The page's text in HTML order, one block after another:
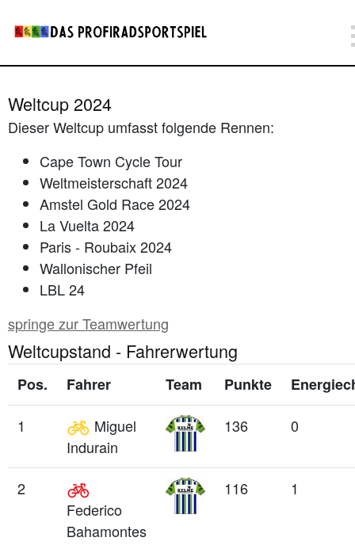
Weltcup 2024
Dieser Weltcup umfasst folgende Rennen:
Cape Town Cycle Tour
Weltmeisterschaft 2024
Amstel Gold Race 2024
La Vuelta 2024
Paris - Roubaix 2024
Wallonischer Pfeil
LBL 24
springe zur Teamwertung
Weltcupstand - Fahrerwertung
Pos. Fahrer Team Punkte
1
Miguel
Indurain
136 0
2
Federico
Bahamontes
116 1